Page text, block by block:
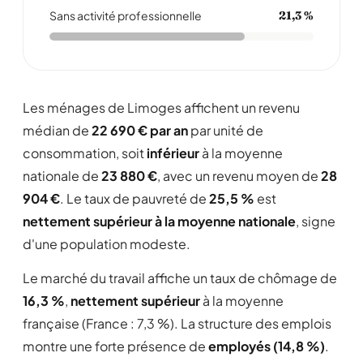
Sans activité professionnelle 21,3 %
Les ménages de Limoges affichent un revenu
médian de22 690 € par anpar unité de
consommation, soitinférieurà la moyenne
nationale de23 880 €, avec un revenu moyen de28
904 €. Le taux de pauvreté de25,5 % est
nettement supérieur à la moyenne nationale, signe
d'une population modeste.
Le marché du travail affiche un taux de chômage de
16,3 %, nettement supérieurà la moyenne
française (France : 7,3 %). La structure des emplois
montre une forte présence deemployés (14,8 %).